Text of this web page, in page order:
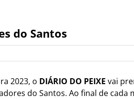
do Santos
2023, o DIÁRIO DO PEIXE vai
do Santos. Ao final de cada